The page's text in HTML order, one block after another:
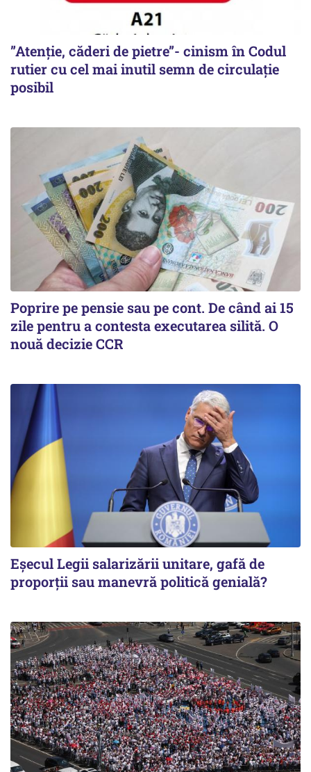
”Atenție, căderi de pietre”- cinism în Codul
rutier cu cel mai inutil semn de circulație
posibil
Poprire pe pensie sau pe cont. De când ai 15
zile pentru a contesta executarea silită. O
nouă decizie CCR
Eșecul Legii salarizării unitare, gafă de
proporții sau manevră politică genială?